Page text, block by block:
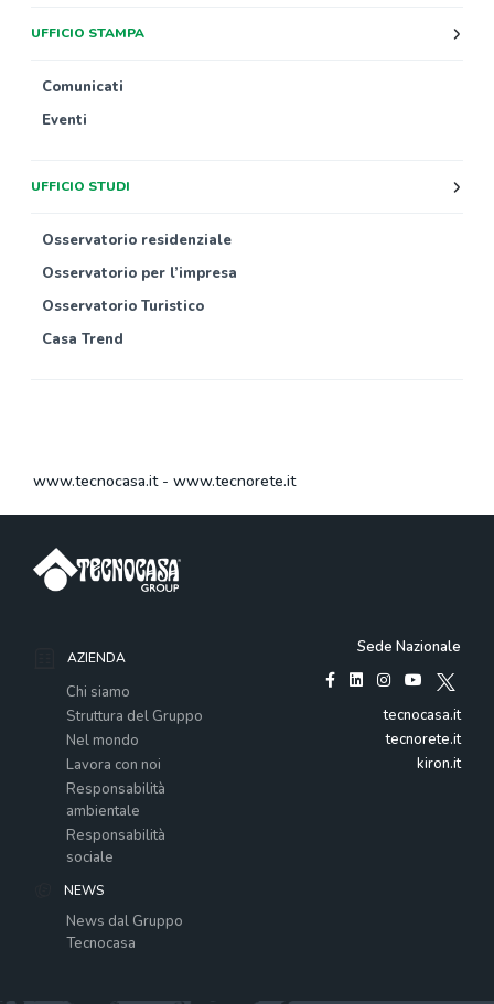
UFFICIO STAMPA
Comunicati
Eventi
UFFICIO STUDI
Osservatorio residenziale
Osservatorio per l’impresa
Osservatorio Turistico
Casa Trend
www.tecnocasa.it- www.tecnorete.it
AZIENDA
Chi siamo
Struttura del Gruppo
Nel mondo
Lavora con noi
Responsabilità
ambientale
Responsabilità
sociale
NEWS
News dal Gruppo
Tecnocasa
Sede Nazionale
tecnocasa.it
tecnorete.it
kiron.it